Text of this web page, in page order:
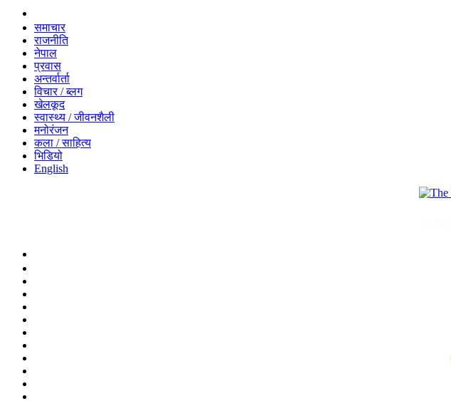
समाचार
राजनीति
नेपाल
प्रवास
अन्तर्वार्ता
विचार / ब्लग
खेलकूद
स्वास्थ्य / जीवनशैली
मनोरंजन
कला / साहित्य
भिडियो
English